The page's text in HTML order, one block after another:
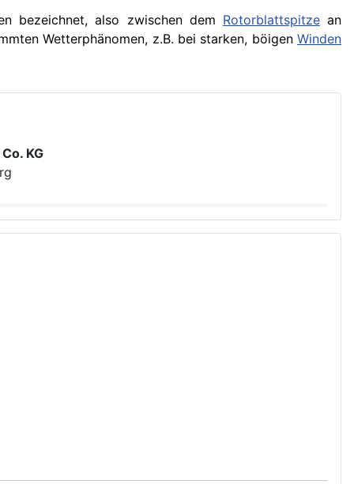
bezeichnet, also zwischen dem Rotorblattspitzean
Wetterphänomen, z.B. bei starken, böigen Winden
KG